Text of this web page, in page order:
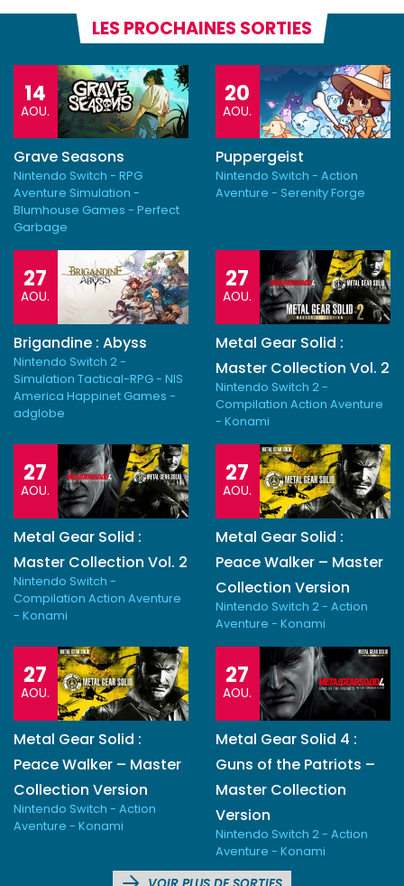
LES PROCHAINES SORTIES
14
AOU.
Grave Seasons
Nintendo Switch - RPG
Aventure Simulation -
Blumhouse Games - Perfect
Garbage
20
AOU.
Puppergeist
Nintendo Switch - Action
Aventure - Serenity Forge
27
AOU.
Brigandine : Abyss
Nintendo Switch 2 -
Simulation Tactical-RPG - NIS
America Happinet Games -
adglobe
27
AOU.
Metal Gear Solid :
Master Collection Vol. 2
Nintendo Switch 2 -
Compilation Action Aventure
- Konami
27
AOU.
Metal Gear Solid :
Master Collection Vol. 2
Nintendo Switch -
Compilation Action Aventure
- Konami
27
AOU.
Metal Gear Solid :
Peace Walker – Master
Collection Version
Nintendo Switch 2 - Action
Aventure - Konami
27
AOU.
Metal Gear Solid :
Peace Walker – Master
Collection Version
Nintendo Switch - Action
Aventure - Konami
27
AOU.
Metal Gear Solid 4 :
Guns of the Patriots –
Master Collection
Version
Nintendo Switch 2 - Action
Aventure - Konami